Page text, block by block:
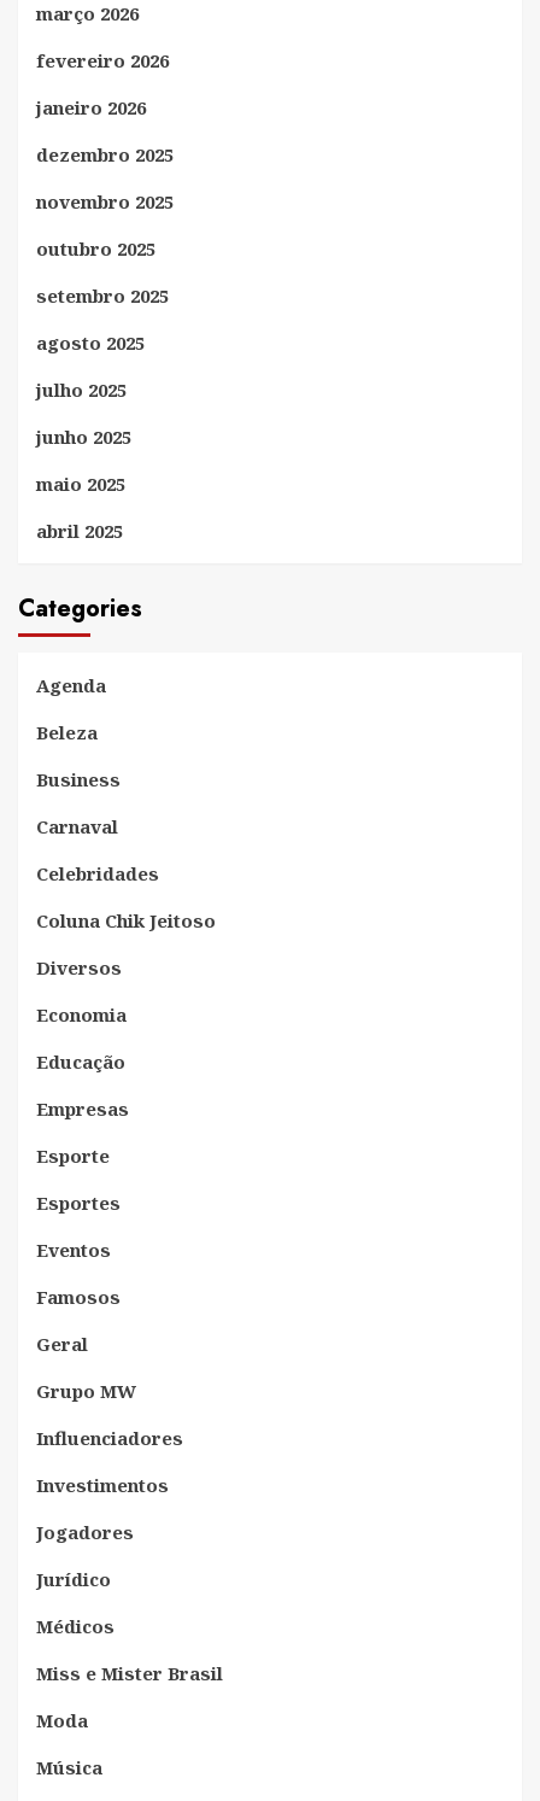
março 2026
fevereiro 2026
janeiro 2026
dezembro 2025
novembro 2025
outubro 2025
setembro 2025
agosto 2025
julho 2025
junho 2025
maio 2025
abril 2025
Categories
Agenda
Beleza
Business
Carnaval
Celebridades
Coluna Chik Jeitoso
Diversos
Economia
Educação
Empresas
Esporte
Esportes
Eventos
Famosos
Geral
Grupo MW
Influenciadores
Investimentos
Jogadores
Jurídico
Médicos
Miss e Mister Brasil
Moda
Música